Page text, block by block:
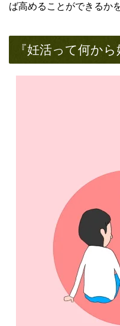
ば高めることができるか
『妊活って何か